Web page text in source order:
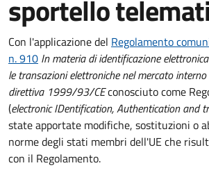
sportello
Con l'applicazione del Regolamento
n. 910 In materia di identificazione
le transazioni elettroniche nel mercato
direttiva 1999/93/CEconosciuto come
(electronic IDentification, Authentication and
state apportate modifiche, sostituzioni o
norme degli stati membri dell'UE che
con il Regolamento.